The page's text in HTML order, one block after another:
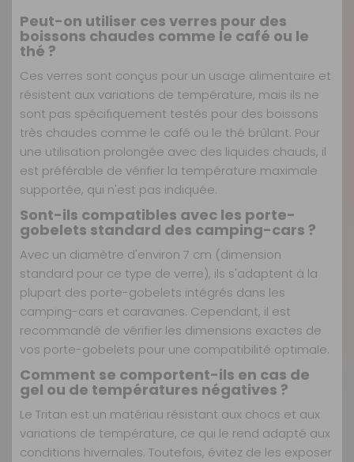
Peut-on utiliser ces verres pour des
boissons chaudes comme le café ou le
thé ?
Ces verres sont conçus pour un usage alimentaire et
résistent aux variations de température, mais ils ne
sont pas spécifiquement testés pour des boissons
très chaudes comme le café ou le thé brûlant. Pour
une utilisation prolongée avec des liquides chauds, il
est préférable de vérifier la température maximale
supportée, qui n'est pas indiquée.
Sont-ils compatibles avec les porte-
gobelets standard des camping-cars ?
Avec un diamètre d'environ 7 cm (dimension
standard pour ce type de verre), ils s'adaptent à la
plupart des porte-gobelets intégrés dans les
camping-cars et caravanes. Cependant, il est
recommandé de vérifier les dimensions exactes de
vos porte-gobelets pour une compatibilité optimale.
Comment se comportent-ils en cas de
gel ou de températures négatives ?
Le Tritan est un matériau résistant aux chocs et aux
variations de température, ce qui le rend adapté aux
conditions hivernales. Toutefois, évitez de les exposer